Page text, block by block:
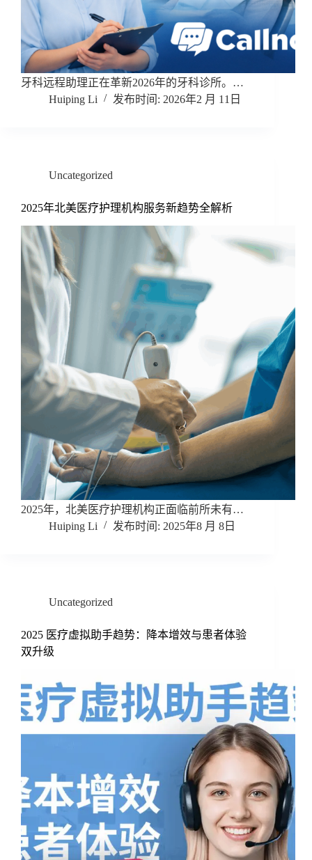
牙科远程助理正在革新2026年的牙科诊所。…
Huiping Li
2026年2 月 11日
Uncategorized
2025年北美医疗护理机构服务新趋势全解析
2025年，北美医疗护理机构正面临前所未有…
Huiping Li
2025年8 月 8日
Uncategorized
2025 医疗虚拟助手趋势：降本增效与患者体验
双升级